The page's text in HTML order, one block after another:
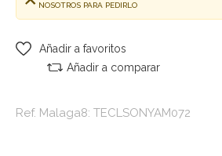
NOSOTROS PARA PEDIRLO
Añadir a favoritos
Añadir a comparar
Ref. Malaga8: TECLSONYAM072